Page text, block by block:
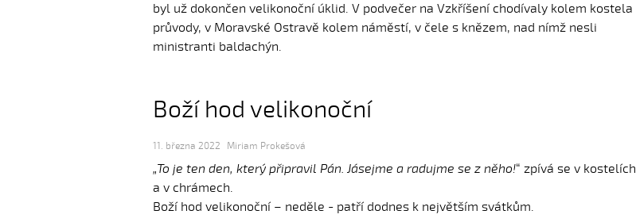
byl už dokončen velikonoční úklid. V podvečer na Vzkříšení chodívaly kolem kostela
průvody, v Moravské Ostravě kolem náměstí, v čele s knězem, nad nímž nesli
ministranti baldachýn.
Boží hod velikonoční
11. března 2022 Miriam Prokešová
„To je ten den, který připravil Pán. Jásejme a radujme se z něho!“ zpívá se v kostelích
a v chrámech.
Boží hod velikonoční – neděle - patří dodnes k největším svátkům.